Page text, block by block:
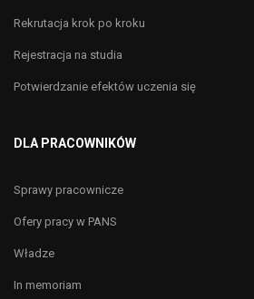
Rekrutacja krok po kroku
Rejestracja na studia
Potwierdzanie efektów uczenia się
DLA PRACOWNIKÓW
Sprawy pracownicze
Ofery pracy w PANS
Władze
In memoriam